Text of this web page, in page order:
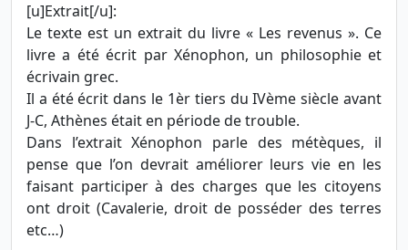
[u]Extrait[/u]:
Le texte est un extrait du livre « Les revenus ». Ce
livre a été écrit par Xénophon, un philosophie et
écrivain grec.
Il a été écrit dans le 1èr tiers du IVème siècle avant
J-C, Athènes était en période de trouble.
Dans l’extrait Xénophon parle des métèques, il
pense que l’on devrait améliorer leurs vie en les
faisant participer à des charges que les citoyens
ont droit (Cavalerie, droit de posséder des terres
etc…)